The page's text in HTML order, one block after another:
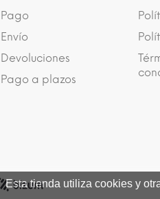
Pago
Envío
Devoluciones
Pago a plazos
Esta tienda utiliza cookies y